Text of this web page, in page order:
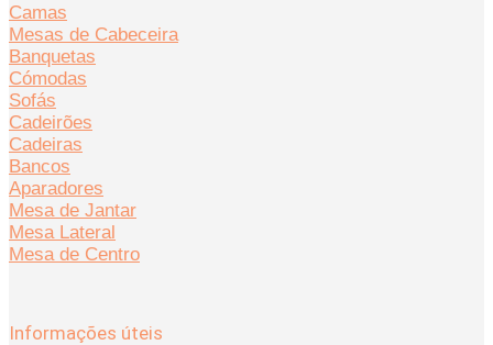
Camas
Mesas de Cabeceira
Banquetas
Cómodas
Sofás
Cadeirões
Cadeiras
Bancos
Aparadores
Mesa de Jantar
Mesa Lateral
Mesa de Centro
Informações úteis